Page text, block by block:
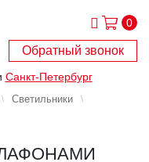
0
Обратный звонок
Санкт-Петербург
Светильники